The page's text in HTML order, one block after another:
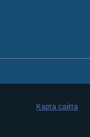
Карта сайта